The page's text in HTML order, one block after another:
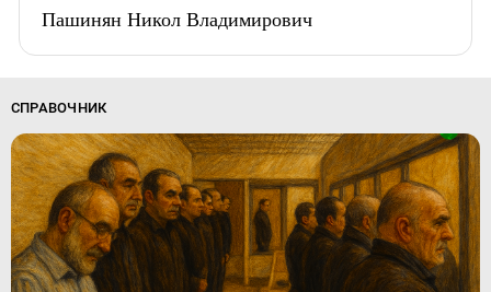
Пашинян Никол Владимирович
СПРАВОЧНИК